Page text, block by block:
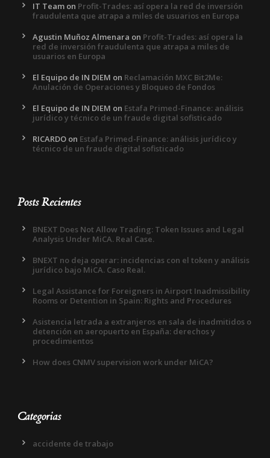
IT Team on Profit-Trades: así opera la red de inversión
fraudulenta que atrapa a miles de usuarios en Europa
Agustin Muñoz Almenara on Profit-Trades: así opera la
red de inversión fraudulenta que atrapa a miles de
usuarios en Europa
El Equipo de IN DIEM on Reclamación MXC Bit2Me:
Anulación de Operaciones y Bloqueo de Fondos
El Equipo de IN DIEM on Estafa Primed-Finance: análisis
jurídico y técnico de un fraude digital sofisticado
RICARDO on Estafa Primed-Finance: análisis jurídico y
técnico de un fraude digital sofisticado
Posts Recientes
BNEXT Does Not Allow Trading: Token Issues and Legal
Analysis Under MiCA. Real Case.
BNEXT no deja operar: incidencias con el token y análisis
jurídico bajo MiCA. Caso Real.
Legal Assistance for Foreigners in Airport Inadmissibility
Rooms or Detention in Spain: Rights and Procedures
Asistencia letrada a extranjeros en sala de inadmitidos o
detención en aeropuerto en España: derechos y
procedimientos
How does CNMV supervision work under MiCA?
Categorias
accidente de trabajo